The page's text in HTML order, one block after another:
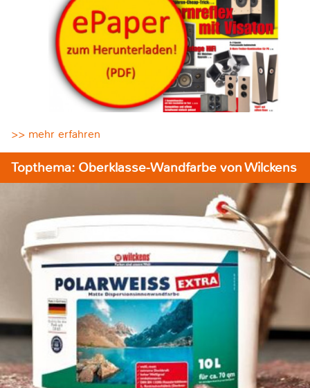
>> mehr erfahren
Topthema: Oberklasse-Wandfarbe von Wilckens